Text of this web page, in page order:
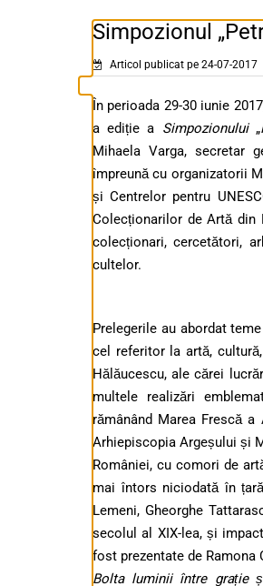
Simpozionul
Articol publicat pe 24-07-2017
În perioada 29-30 iunie
a ediție a Simpozionului„
Mihaela Varga, secretar
împreună cu organizatorii
și Centrelor pentru
Colecționarilor de Artă din
colecționari, cercetători,
cultelor.
Prelegerile au abordat
cel referitor la artă,
Hălăucescu, ale cărei
multele realizări
rămânând Marea Frescă
Arhiepiscopia Argeșului și
României, cu comori de
mai întors niciodată în
Lemeni, Gheorghe
secolul al XIX-lea, și
fost prezentate de Ramona
Bolta luminii între grație